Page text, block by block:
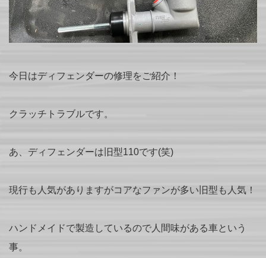
今日はディフェンダーの修理をご紹介！
クラッチトラブルです。
あ、ディフェンダーは旧型110です(笑)
現行も人気がありますがコアなファンが多い旧型も人気！
ハンドメイドで製造しているので人間味がある車という
事。